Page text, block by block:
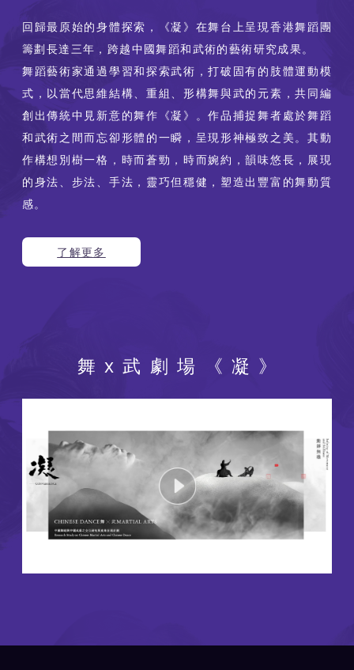
回歸最原始的身體探索，《凝》在舞台上呈現香港舞蹈團
籌劃長達三年，跨越中國舞蹈和武術的藝術研究成果。
舞蹈藝術家通過學習和探索武術，打破固有的肢體運動模
式，以當代思維結構、重組、形構舞與武的元素，共同編
創出傳統中見新意的舞作《凝》。作品捕捉舞者處於舞蹈
和武術之間而忘卻形體的一瞬，呈現形神極致之美。其動
作構想別樹一格，時而蒼勁，時而婉約，韻味悠長，展現
的身法、步法、手法，靈巧但穩健，塑造出豐富的舞動質
感。
了解更多
舞x武劇場《凝》